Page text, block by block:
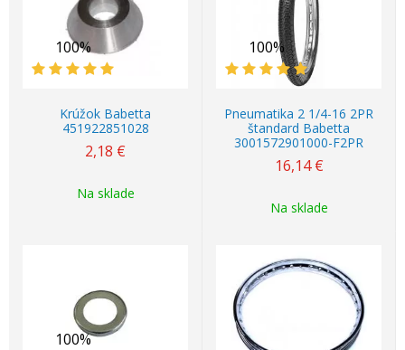
100%
Krúžok Babetta
451922851028
2,18 €
Na sklade
100%
Pneumatika 2 1/4-16 2PR
štandard Babetta
3001572901000-F2PR
16,14 €
Na sklade
100%